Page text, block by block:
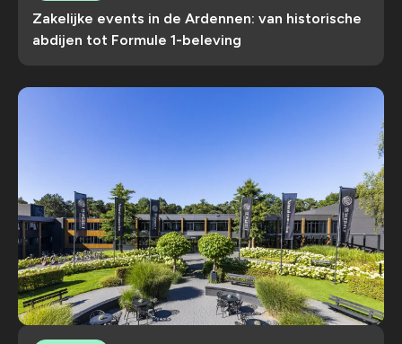
Zakelijke events in de Ardennen: van historische
abdijen tot Formule 1-beleving